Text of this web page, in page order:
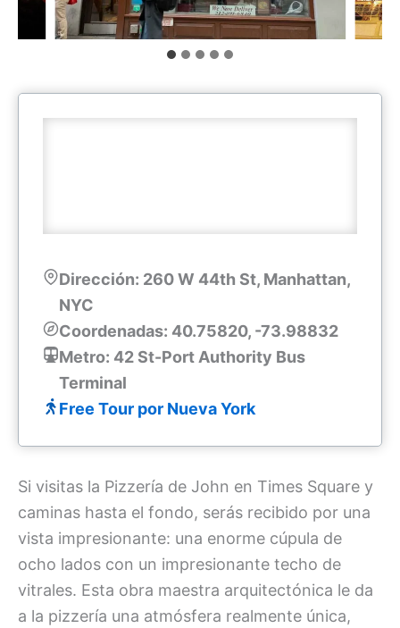
Dirección: 260 W 44th St, Manhattan,
NYC
Coordenadas: 40.75820, -73.98832
Metro: 42 St-Port Authority Bus
Terminal
Free Tour por Nueva York
Si visitas la Pizzería de John en Times Square y
caminas hasta el fondo, serás recibido por una
vista impresionante: una enorme cúpula de
ocho lados con un impresionante techo de
vitrales. Esta obra maestra arquitectónica le da
a la pizzería una atmósfera realmente única,